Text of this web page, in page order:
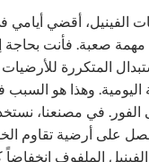
أقضي أيامي
مهمة صعبة. فأنت
المتكررة
اليومية. وهذا هو
في مصنعنا،
على أرضية
الملفوف